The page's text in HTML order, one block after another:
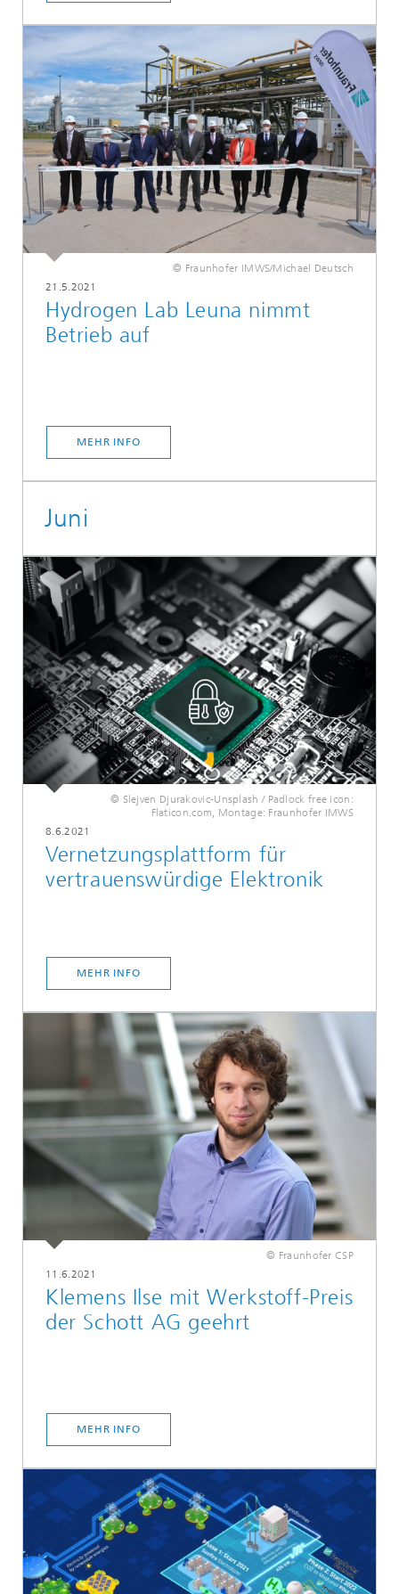
© Fraunhofer IMWS/Michael Deutsch
21.5.2021
Hydrogen Lab Leuna nimmt
Betrieb auf
MEHR INFO
Juni
© Slejven Djurakovic-Unsplash / Padlock free icon:
Flaticon.com, Montage: Fraunhofer IMWS
8.6.2021
Vernetzungsplattform für
vertrauenswürdige Elektronik
MEHR INFO
© Fraunhofer CSP
11.6.2021
Klemens Ilse mit Werkstoff-Preis
der Schott AG geehrt
MEHR INFO